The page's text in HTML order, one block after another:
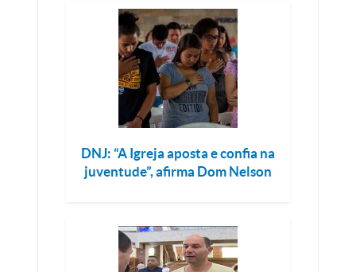
DNJ: “A Igreja aposta e confia na
juventude”, afirma Dom Nelson